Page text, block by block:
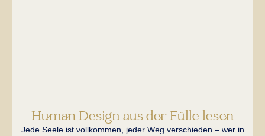
Human Design aus der Fülle lesen
Jede Seele ist vollkommen, jeder Weg verschieden – wer in